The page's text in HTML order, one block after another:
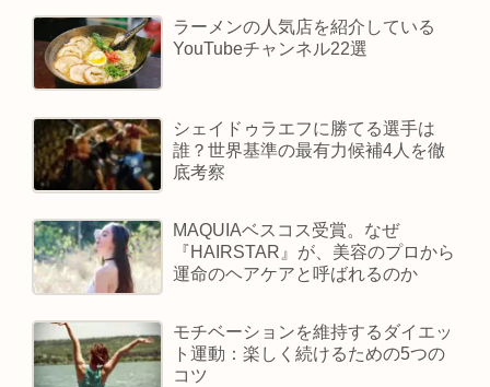
ラーメンの人気店を紹介している
YouTubeチャンネル22選
シェイドゥラエフに勝てる選手は
誰？世界基準の最有力候補4人を徹
底考察
MAQUIAベスコス受賞。なぜ
『HAIRSTAR』が、美容のプロから
運命のヘアケアと呼ばれるのか
モチベーションを維持するダイエッ
ト運動：楽しく続けるための5つの
コツ